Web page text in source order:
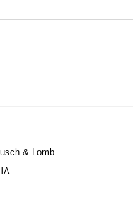
& Lomb